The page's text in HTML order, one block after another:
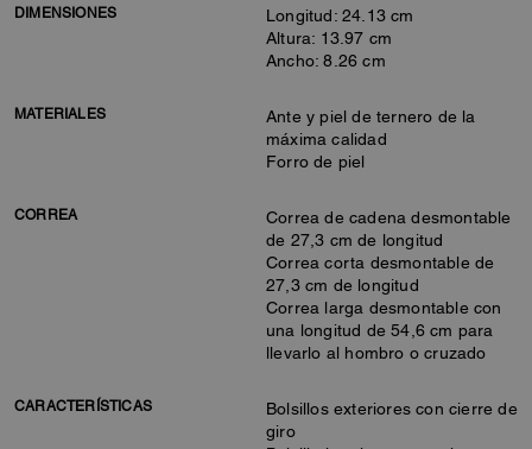
DIMENSIONES
Longitud: 24.13 cm
Altura: 13.97 cm
Ancho: 8.26 cm
MATERIALES
Ante y piel de ternero de la
máxima calidad
Forro de piel
CORREA
Correa de cadena desmontable
de 27,3 cm de longitud
Correa corta desmontable de
27,3 cm de longitud
Correa larga desmontable con
una longitud de 54,6 cm para
llevarlo al hombro o cruzado
CARACTERÍSTICAS
Bolsillos exteriores con cierre de
giro